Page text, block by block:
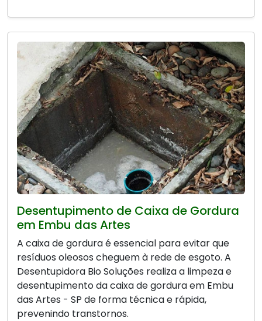
Desentupimento de Caixa de Gordura
em Embu das Artes
A caixa de gordura é essencial para evitar que
resíduos oleosos cheguem à rede de esgoto. A
Desentupidora Bio Soluções realiza a limpeza e
desentupimento da caixa de gordura em Embu
das Artes - SP de forma técnica e rápida,
prevenindo transtornos.